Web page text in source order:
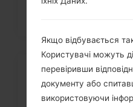
Якщо відбувається
Користувачі можуть
перевіривши
документу або
використовуючи